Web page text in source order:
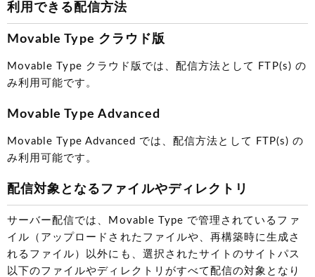
利用できる配信方法
Movable Type クラウド版
Movable Type クラウド版では、配信方法として FTP(s) の
み利用可能です。
Movable Type Advanced
Movable Type Advanced では、配信方法として FTP(s) の
み利用可能です。
配信対象となるファイルやディレクトリ
サーバー配信では、Movable Type で管理されているファ
イル（アップロードされたファイルや、再構築時に生成さ
れるファイル）以外にも、選択されたサイトのサイトパス
以下のファイルやディレクトリがすべて配信の対象となり